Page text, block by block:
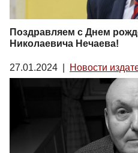
Поздравляем с Днем
Николаевича Нечаева!
27.01.2024 Новости